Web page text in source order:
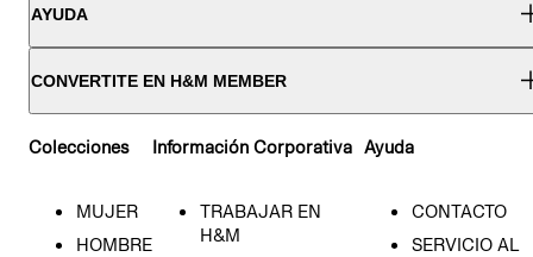
AYUDA
CONVERTITE EN H&M MEMBER
Colecciones
MUJER
HOMBRE
Información Corporativa
TRABAJAR EN
H&M
Ayuda
CONTACTO
SERVICIO AL